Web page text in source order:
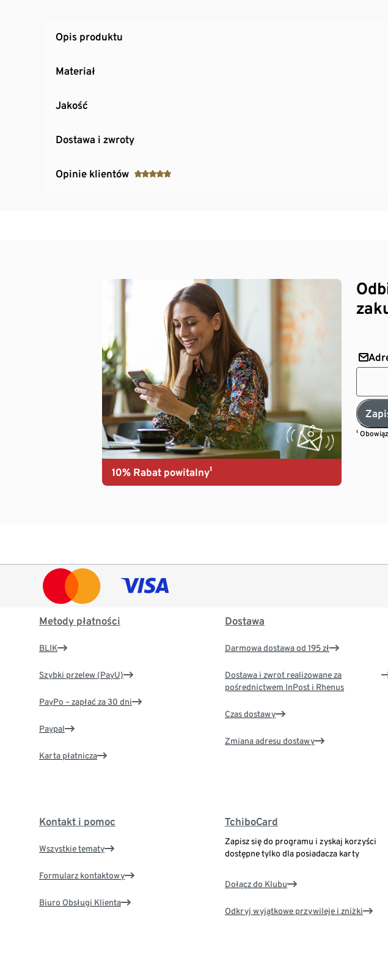
Opis produktu
Materiał
Jakość
Dostawa i zwroty
Opinie klientów
10% Rabat powitalny¹
¹
Metody płatności
BLIK
Szybki przelew (PayU)
PayPo – zapłać za 30 dni
Paypal
Karta płatnicza
Dostawa
Darmowa dostawa od 195 zł
Dostawa i zwrot realizowane za
pośrednictwem InPost i Rhenus
Czas dostawy
Zmiana adresu dostawy
Kontakt i pomoc
Wszystkie tematy
Formularz kontaktowy
Biuro Obsługi Klienta
TchiboCard
Zapisz się do programu i zyskaj korzyści
dostępne tylko dla posiadacza karty
Dołącz do Klubu
Odkryj wyjątkowe przywileje i zniżki